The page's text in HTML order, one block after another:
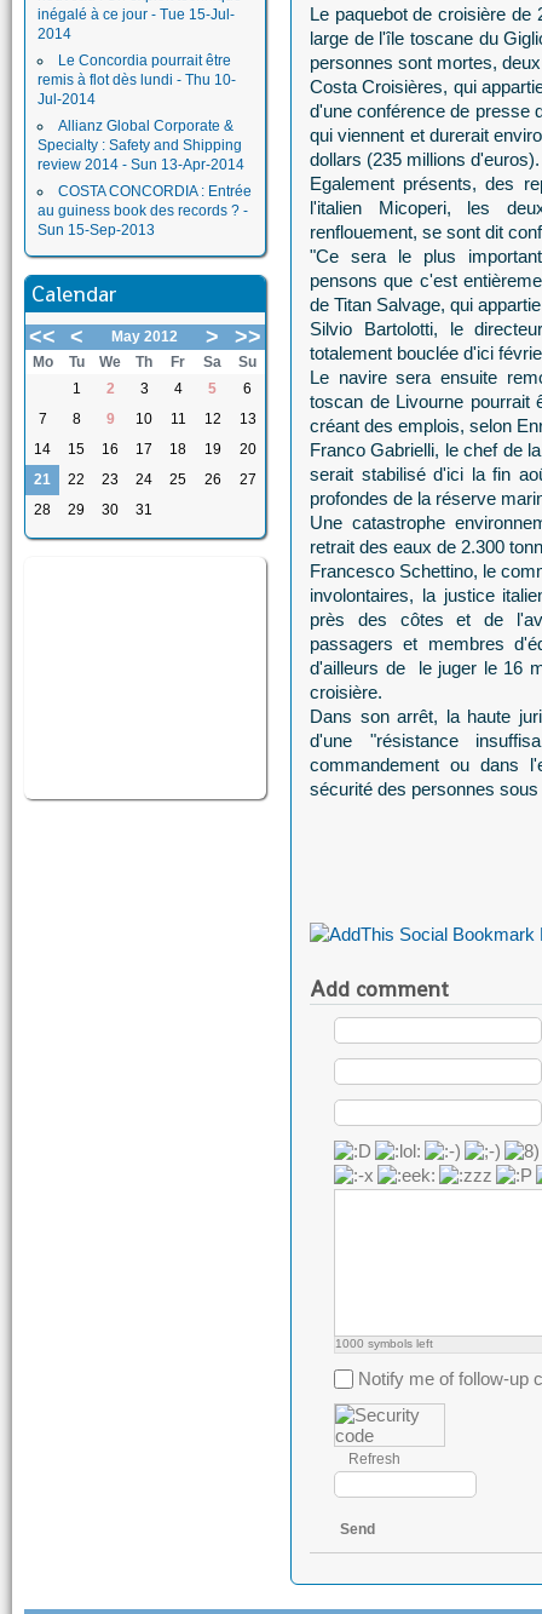
inégalé à ce jour - Tue 15-Jul-
2014
Le Concordia pourrait être
remis à flot dès lundi - Thu 10-
Jul-2014
Allianz Global Corporate &
Specialty : Safety and Shipping
review 2014 - Sun 13-Apr-2014
COSTA CONCORDIA : Entrée
au guiness book des records ? -
Sun 15-Sep-2013
Calendar
<< < May 2012 > >>
Mo Tu We Th Fr Sa
Su
1
2 3 4 5
6
7
8 9 10 11 12
13
14
15 16 17 18 19
20
21
22 23 24 25 26
27
28
29 30 31
Le paquebot de croisière de
large de l'île toscane du
personnes sont mortes,
Costa Croisières, qui
d'une conférence de presse
qui viennent et durerait
dollars (235 millions d'euros).
Egalement présents, des
l'italien Micoperi, les
renflouement, se sont dit
"Ce sera le plus
pensons que c'est
de Titan Salvage, qui
Silvio Bartolotti, le
totalement bouclée d'ici
Le navire sera ensuite
toscan de Livourne pourrait
créant des emplois, selon
Franco Gabrielli, le chef de
serait stabilisé d'ici la fin
profondes de la réserve
Une catastrophe
retrait des eaux de 2.300
Francesco Schettino, le
involontaires, la justice
près des côtes et de
passagers et membres
d'ailleurs de le juger le 16
croisière.
Dans son arrêt, la haute
d'une "résistance
commandement ou dans
sécurité des personnes
Add comment
1000 symbols left
Notify me of follow-up
Refresh
Send